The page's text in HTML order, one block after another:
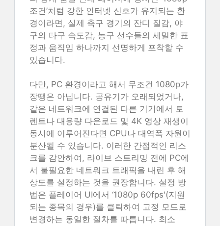
조건’처럼 강한 인터넷 신호가 유지되는 환
경이라면, 실제 축구 경기의 잔디 질감, 야
구의 타구 속도감, 농구 선수들의 세밀한 표
정과 움직임 하나까지 선명하게 포착할 수
있습니다.
다만, PC 환경이라고 해서 무조건 1080p가
장땡은 아닙니다. 공유기가 오래되었거나,
같은 네트워크에 연결된 다른 기기에서 토
렌트나 대용량 다운로드 및 4K 영상 재생이
동시에 이루어진다면 CPU나 대역폭 자원이
분산될 수 있습니다. 이러한 간접적인 리스
크를 감안하여, 라이브 스트리밍 전에 PC에
서 불필요한 네트워크 트래픽을 내린 후 해
상도를 설정하는 것을 권장합니다. 설정 방
법은 플레이어 UI에서 ‘1080p 60fps'(지원
되는 종목의 경우)를 클릭하여 고정 모드로
변경하는 동일한 절차를 따릅니다. 최소